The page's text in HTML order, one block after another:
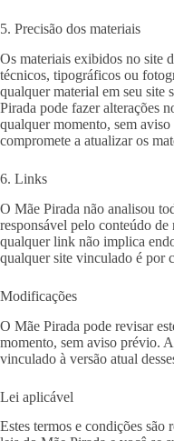
5. Precisão dos materiais
Os materiais exibidos no site
técnicos, tipográficos ou
qualquer material em seu site
Pirada pode fazer alterações
qualquer momento, sem
compromete a atualizar os
6. Links
O Mãe Pirada não analisou
responsável pelo conteúdo
qualquer link não implica
qualquer site vinculado é por
Modificações
O Mãe Pirada pode revisar
momento, sem aviso prévio.
vinculado à versão atual
Lei aplicável
Estes termos e condições são